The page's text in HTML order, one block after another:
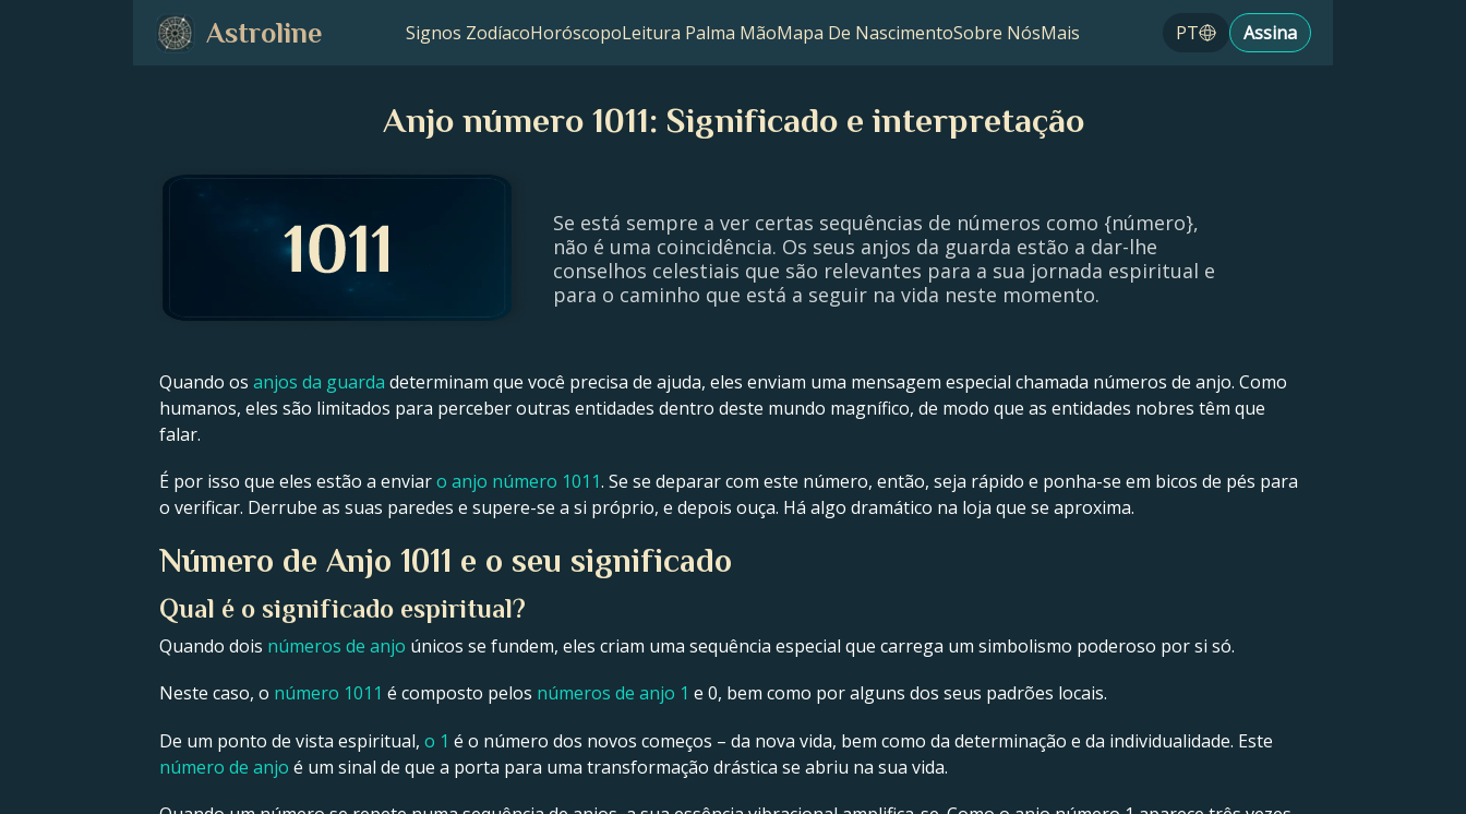
Astroline Signos ZodíacoHoróscopoLeitura Palma MãoMapa De NascimentoSobre NósMais PT Assina
Anjo número 1011: Significado e interpretação
Se está sempre a ver certas sequências de números como {número},
não é uma coincidência. Os seus anjos da guarda estão a dar-lhe
conselhos celestiais que são relevantes para a sua jornada espiritual e
para o caminho que está a seguir na vida neste momento.
Quando os anjos da guarda determinam que você precisa de ajuda, eles enviam uma mensagem especial chamada números de anjo. Como
humanos, eles são limitados para perceber outras entidades dentro deste mundo magnífico, de modo que as entidades nobres têm que
falar.
É por isso que eles estão a enviaro anjo número 1011. Se se deparar com este número, então, seja rápido e ponha-se em bicos de pés para
o verificar. Derrube as suas paredes e supere-se a si próprio, e depois ouça. Há algo dramático na loja que se aproxima.
Número de Anjo 1011 e o seu significado
Qual é o significado espiritual?
Quando dois números de anjo únicos se fundem, eles criam uma sequência especial que carrega um simbolismo poderoso por si só.
Neste caso, o número 1011 é composto pelos números de anjo 1 e 0, bem como por alguns dos seus padrões locais.
De um ponto de vista espiritual, o 1 é o número dos novos começos – da nova vida, bem como da determinação e da individualidade. Este
número de anjo é um sinal de que a porta para uma transformação drástica se abriu na sua vida.